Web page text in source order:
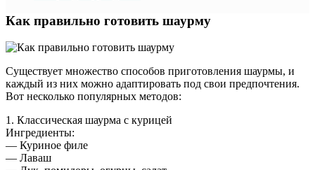
Как правильно готовить шаурму
Существует множество способов приготовления шаурмы, и
каждый из них можно адаптировать под свои предпочтения.
Вот несколько популярных методов:
1. Классическая шаурма с курицей
Ингредиенты:
— Куриное филе
— Лаваш